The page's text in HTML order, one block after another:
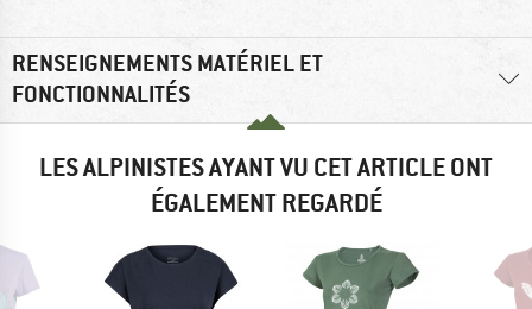
RENSEIGNEMENTS MATÉRIEL ET
FONCTIONNALITÉS
LES ALPINISTES AYANT VU CET ARTICLE ONT
ÉGALEMENT REGARDÉ